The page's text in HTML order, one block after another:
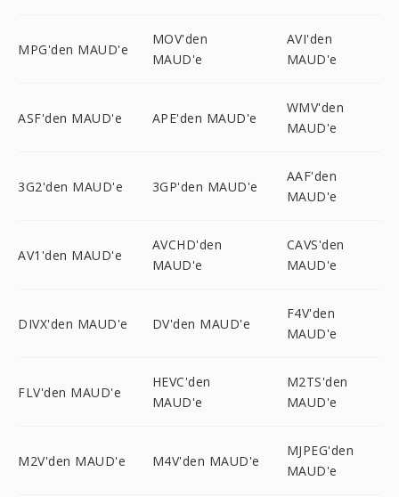
MPG'den MAUD'e
MOV'den
MAUD'e
AVI'den
MAUD'e
ASF'den MAUD'e APE'den MAUD'e
WMV'den
MAUD'e
3G2'den MAUD'e 3GP'den MAUD'e
AAF'den
MAUD'e
AV1'den MAUD'e
AVCHD'den
MAUD'e
CAVS'den
MAUD'e
DIVX'den MAUD'e DV'den MAUD'e
F4V'den
MAUD'e
FLV'den MAUD'e
HEVC'den
MAUD'e
M2TS'den
MAUD'e
M2V'den MAUD'e M4V'den MAUD'e
MJPEG'den
MAUD'e